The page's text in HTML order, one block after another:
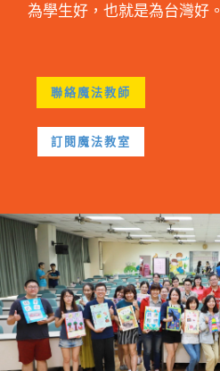
為學生好，也就是為台灣好。
聯絡魔法教師
訂閱魔法教室